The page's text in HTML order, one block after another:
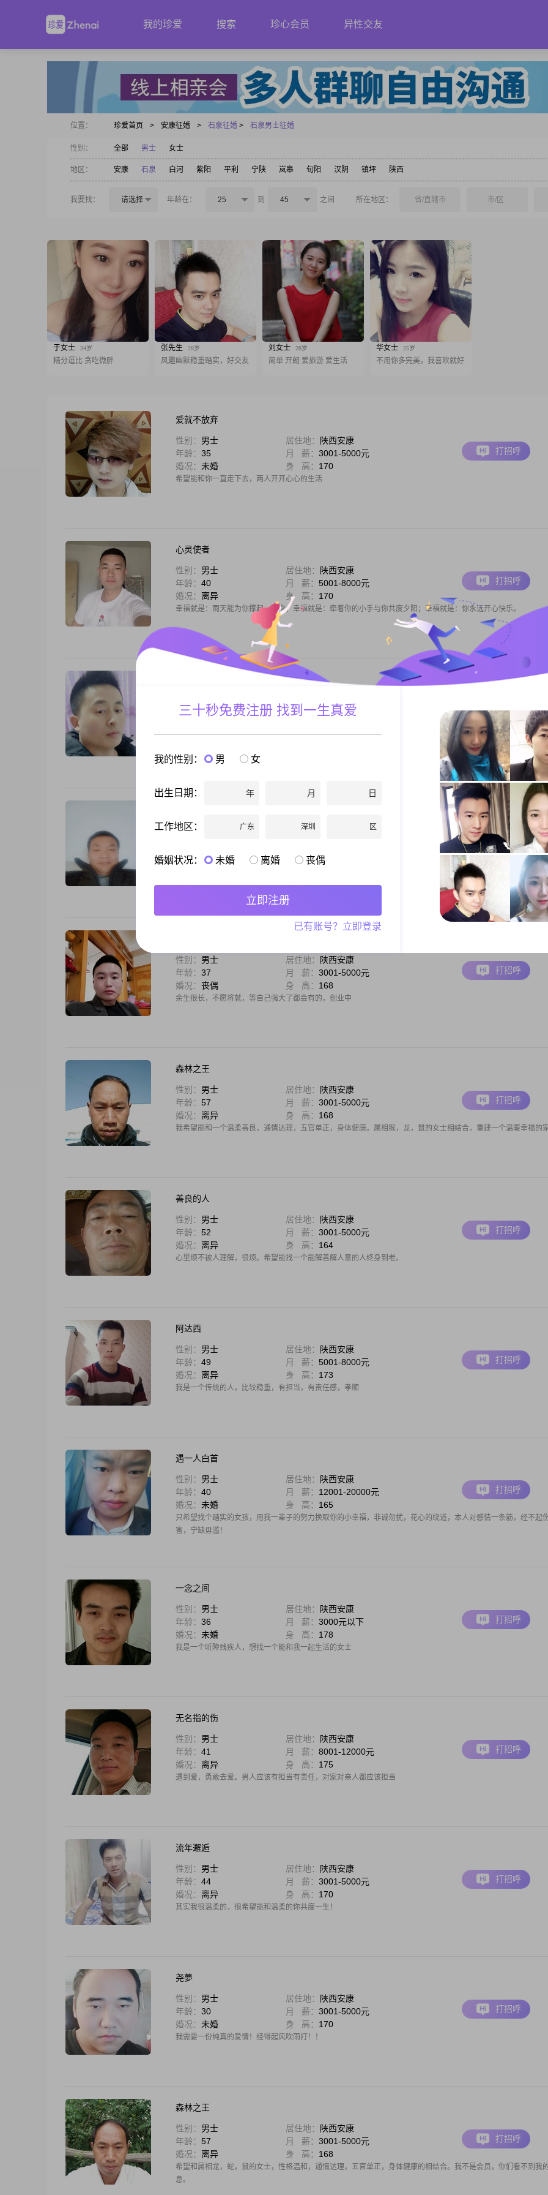
我的珍爱 搜索 珍心会员 异性交友
位置： 珍爱首页 > 安康征婚 > 石泉征婚 > 石泉男士征婚
性别： 全部 男士 女士
地区： 安康 石泉 白河 紫阳 平利 宁陕 岚皋 旬阳 汉阴 镇坪 陕西
我要找： 请选择 年龄在： 25 到 45 之间 所在地区： 省/直辖市 市/区
于女士 34岁
精分逗比 贪吃微胖
张先生 28岁
风趣幽默稳重踏实，好交友
刘女士 28岁
简单 开朗 爱旅游 爱生活
华女士 25岁
不用你多完美，我喜欢就好
爱就不放弃
性别： 男士 居住地：
陕西安康
年龄： 35 月 薪： 3001-5000元
婚况： 未婚 身 高： 170
希望能和你一直走下去，两人开开心心的生活
打招呼
心灵使者
性别： 男士 居住地：
陕西安康
年龄： 40 月 薪： 5001-8000元
婚况： 离异 身 高： 170
幸福就是：雨天能为你撑起一把伞；幸福就是：牵着你的小手与你共度夕阳；幸福就是：你永远开心快乐。
打招呼
年龄：35 月 薪：5001-8000元
在感情的世界里，没有一百分的一个人，只有五十分的另一半，人生不易，有缘就应好好珍惜!
打招呼
性别： 居住地：
婚况：
离异 身 高：175
我喜欢在没有事的时候，唱唱歌，或是逛逛超市啥的，要不就在家里看看电视，在家里搞搞卫生。
打招呼
性别： 男士 居住地：
陕西安康
年龄： 37 月 薪： 3001-5000元
婚况： 丧偶 身 高： 168
余生很长，不愿将就，等自己强大了都会有的，创业中
打招呼
森林之王
性别： 男士 居住地：
陕西安康
年龄： 57 月 薪： 3001-5000元
婚况： 离异 身 高： 168
我希望能和一个温柔善良，通情达理，五官单正，身体健康。属相猴，龙，鼠的女士相结合，重建一个温暖幸福的
打招呼
善良的人
性别： 男士 居住地：
陕西安康
年龄： 52 月 薪： 3001-5000元
婚况： 离异 身 高： 164
心里烦不被人理解，很烦。希望能找一个能解善解人意的人终身到老。
打招呼
阿达西
性别： 男士 居住地：
陕西安康
年龄： 49 月 薪： 5001-8000元
婚况： 离异 身 高： 173
我是一个传统的人，比较稳重，有担当，有责任感，孝顺
打招呼
遇一人白首
性别： 男士 居住地：
陕西安康
年龄： 40 月 薪： 12001-20000元
婚况： 未婚 身 高： 165
只希望找个踏实的女孩，用我一辈子的努力换取你的小幸福，非诚勿扰，花心的绕道，本人对感情一条筋，经不起
害，宁缺毋滥！
打招呼
一念之间
性别： 男士 居住地：
陕西安康
年龄： 36 月 薪： 3000元以下
婚况： 未婚 身 高： 178
我是一个听障残疾人，想找一个能和我一起生活的女士
打招呼
无名指的伤
性别： 男士 居住地：
陕西安康
年龄： 41 月 薪： 8001-12000元
婚况： 离异 身 高： 175
遇到爱，勇敢去爱。男人应该有担当有责任，对家对亲人都应该担当
打招呼
流年邂逅
性别： 男士 居住地：
陕西安康
年龄： 44 月 薪： 3001-5000元
婚况： 离异 身 高： 170
其实我很温柔的，很希望能和温柔的你共度一生！
打招呼
尧夢
性别： 男士 居住地：
陕西安康
年龄： 30 月 薪： 3001-5000元
婚况： 未婚 身 高： 170
我需要一份纯真的爱情！经得起风吹雨打！！
打招呼
森林之王
性别： 男士 居住地：
陕西安康
年龄： 57 月 薪： 3001-5000元
婚况： 离异 身 高： 168
希望和属相龙，蛇，鼠的女士，性格温和，通情达理，五官单正，身体健康的相结合。我不是会员，你们看不到我
息。
打招呼
三十秒免费注册 找到一生真爱
我的性别： 男 女
出生日期： 年 月 日
工作地区： 广东 深圳 区
婚姻状况： 未婚 离婚 丧偶
立即注册
已有账号？立即登录